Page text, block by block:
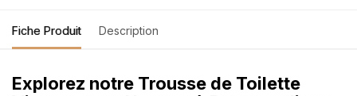
Fiche Produit Description
Explorez notre Trousse de Toilette